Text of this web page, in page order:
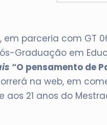
em parceria com GT
Graduação em
“O pensamento de
na web, em
e aos 21 anos do